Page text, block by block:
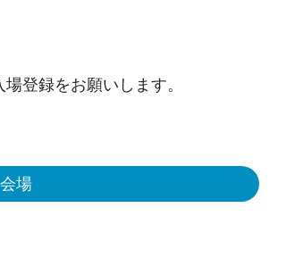
登録をお願いします。
場